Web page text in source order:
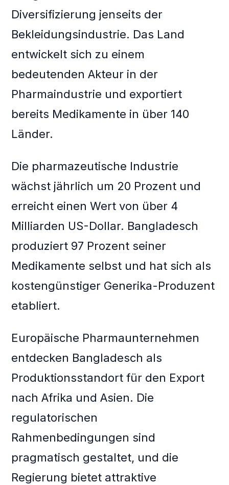
Diversifizierung jenseits der
Bekleidungsindustrie. Das Land
entwickelt sich zu einem
bedeutenden Akteur in der
Pharmaindustrie und exportiert
bereits Medikamente in über 140
Länder.
Die pharmazeutische Industrie
wächst jährlich um 20 Prozent und
erreicht einen Wert von über 4
Milliarden US-Dollar. Bangladesch
produziert 97 Prozent seiner
Medikamente selbst und hat sich als
kostengünstiger Generika-Produzent
etabliert.
Europäische Pharmaunternehmen
entdecken Bangladesch als
Produktionsstandort für den Export
nach Afrika und Asien. Die
regulatorischen
Rahmenbedingungen sind
pragmatisch gestaltet, und die
Regierung bietet attraktive